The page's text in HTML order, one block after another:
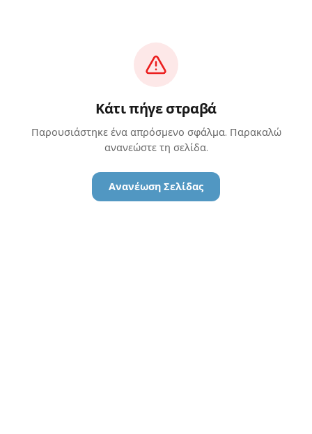
Κάτι πήγε στραβά
Παρουσιάστηκε ένα απρόσμενο σφάλμα. Παρακαλώ
ανανεώστε τη σελίδα.
Ανανέωση Σελίδας